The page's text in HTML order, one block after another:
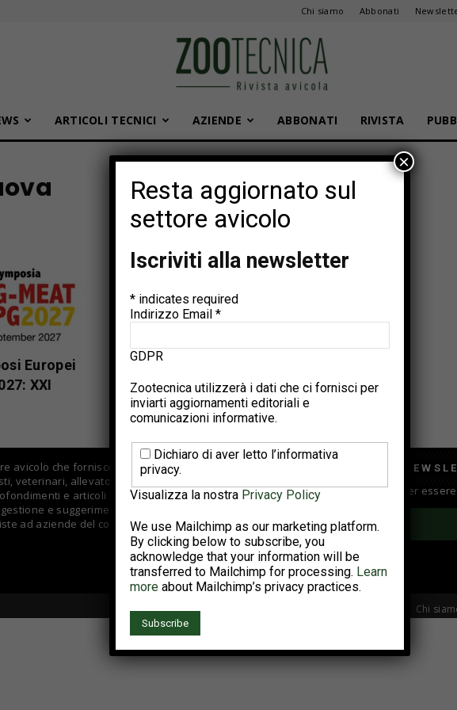
Chi siamo Abbonati
ARTICOLI TECNICI AZIENDE ABBONATI RIVISTA
Europei
XXI
Effetti di alcuni fattori biologici sulle
prestazioni delle galline riproduttrici
da...
Febbraio 24, 2026
avicolo che fornisce informazioni di
veterinari, allevatori e centri di
e articoli su vari argomenti fra
e suggerimenti tecnici; si occupa
ad aziende del comparto.
ISCRIVITI ALLA
Iscriviti alla newsletter per
Chi
Resta aggiornato sul
settore avicolo
Iscriviti alla newsletter
* indicates required
Indirizzo Email *
GDPR
Zootecnica utilizzerà i dati che ci fornisci per
inviarti aggiornamenti editoriali e
comunicazioni informative.
Dichiaro di aver letto l’informativa
privacy.
Visualizza la nostra Privacy Policy
We use Mailchimp as our marketing platform.
By clicking below to subscribe, you
acknowledge that your information will be
transferred to Mailchimp for processing. Learn
more about Mailchimp’s privacy practices.
×